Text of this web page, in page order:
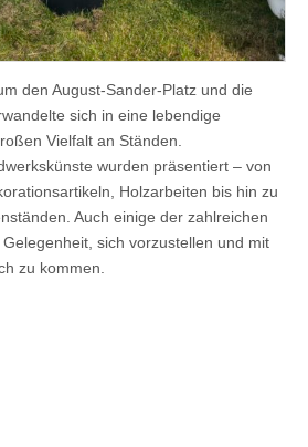
den August-Sander-Platz und die
sich in eine lebendige
Vielfalt an Ständen.
wurden präsentiert – von
Holzarbeiten bis hin zu
Auch einige der zahlreichen
sich vorzustellen und mit
zu kommen.